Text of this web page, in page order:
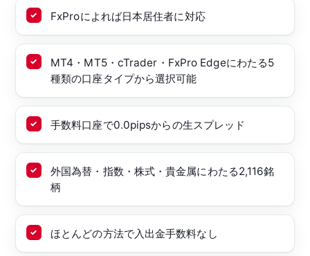
FxProによれば日本居住者に対応
MT4・MT5・cTrader・FxPro Edgeにわたる5
種類の口座タイプから選択可能
手数料口座で0.0pipsからの生スプレッド
外国為替・指数・株式・貴金属にわたる2,116銘
柄
ほとんどの方法で入出金手数料なし